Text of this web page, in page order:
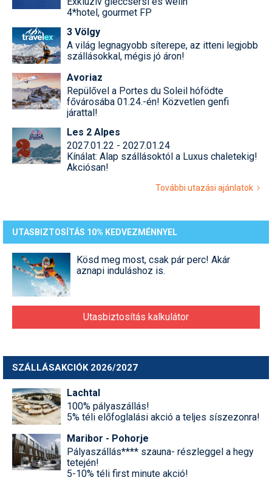
4*hotel, gourmet FP
3 Völgy
A világ legnagyobb síterepe, az itteni legjobb
szállásokkal, mégis jó áron!
Avoriaz
Repülővel a Portes du Soleil hófödte
fővárosába 01.24.-én! Közvetlen genfi
járattal!
Les 2 Alpes
2027.01.22 - 2027.01.24
Kínálat: Alap szállásoktól a Luxus chaletekig!
Akciósan!
További utazási ajánlatok
UTASBIZTOSÍTÁS 10% KEDVEZMÉNNYEL
Kösd meg most, csak pár perc! Akár
aznapi induláshoz is.
Utasbiztosítás kalkulátor
SZÁLLÁSAKCIÓK 2026/2027
Lachtal
100% pályaszállás!
5% téli előfoglalási akció a teljes síszezonra!
Maribor - Pohorje
Pályaszállás**** szauna- részleggel a hegy
tetején!
5-10% téli first minute akció!